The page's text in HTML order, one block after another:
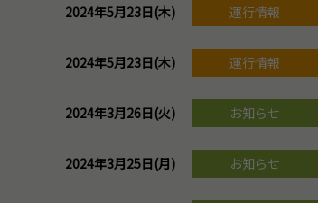
2024年5月23日(木) 運行情報
2024年5月23日(木) 運行情報
2024年3月26日(火) お知らせ
2024年3月25日(月) お知らせ